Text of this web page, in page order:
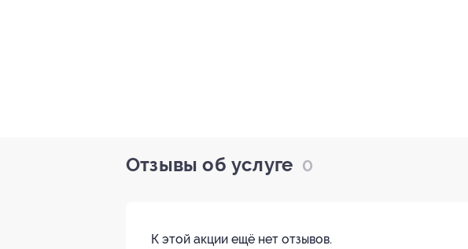
Отзывы об услуге 0
К этой акции ещё нет отзывов.